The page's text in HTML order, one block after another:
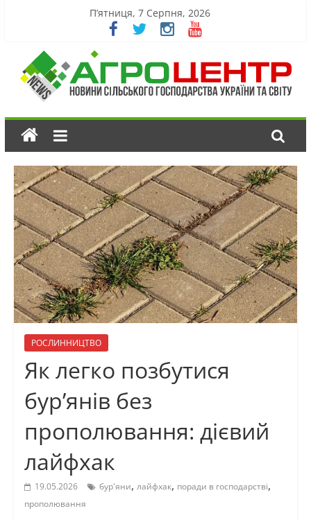
П’ятниця, 7 Серпня, 2026
РОСЛИННИЦТВО
Як легко позбутися
бур’янів без
прополювання: дієвий
лайфхак
19.05.2026 бур'яни, лайфхак, поради в господарстві,
прополювання